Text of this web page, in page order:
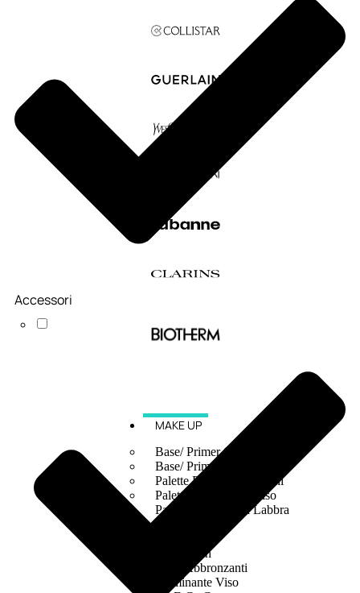
MAKE UP
Base/ Primer Occhi
Base/ Primer Viso
Palette E Cofanetti Occhi
Palette E Cofanetti Viso
Palette E Cofanetti Labbra
Fard/Blush
Terre Abbronzanti
Illuminante Viso
Accessori